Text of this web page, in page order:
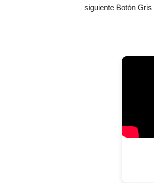
siguiente Botón